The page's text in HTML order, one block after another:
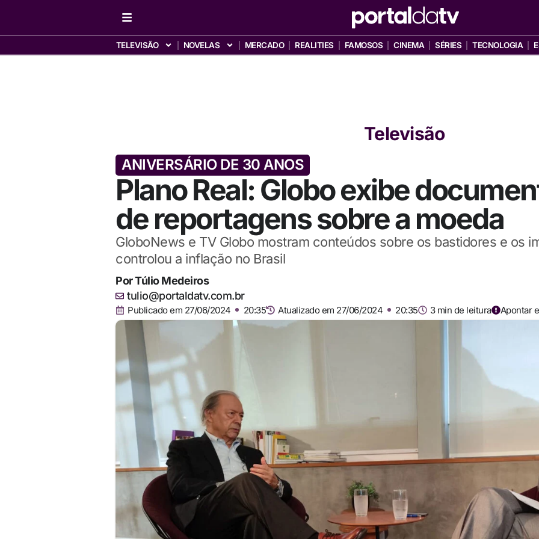
TELEVISÃO NOVELAS MERCADO REALITIES FAMOSOS CINEMA SÉRIES TECNOLOGIA
Televisão
ANIVERSÁRIO DE 30 ANOS
Plano Real: Globo exibe
de reportagens sobre a moeda
GloboNews e TV Globo mostram conteúdos sobre os bastidores e os
controlou a inflação no Brasil
PorTúlio Medeiros
tulio@portaldatv.com.br
Publicado em 27/06/2024 20:35 Atualizado em 27/06/2024 20:35 3 min de leitura Apontar